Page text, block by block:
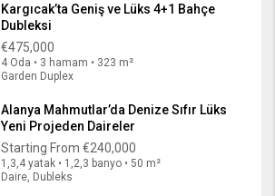
Kargıcak’ta Geniş ve Lüks 4+1 Bahçe
Dubleksi
€475,000
4 Oda • 3 hamam • 323 m²
Garden Duplex
Alanya Mahmutlar’da Denize Sıfır Lüks
Yeni Projeden Daireler
Starting From €240,000
1,3,4 yatak • 1,2,3 banyo • 50 m²
Daire, Dubleks